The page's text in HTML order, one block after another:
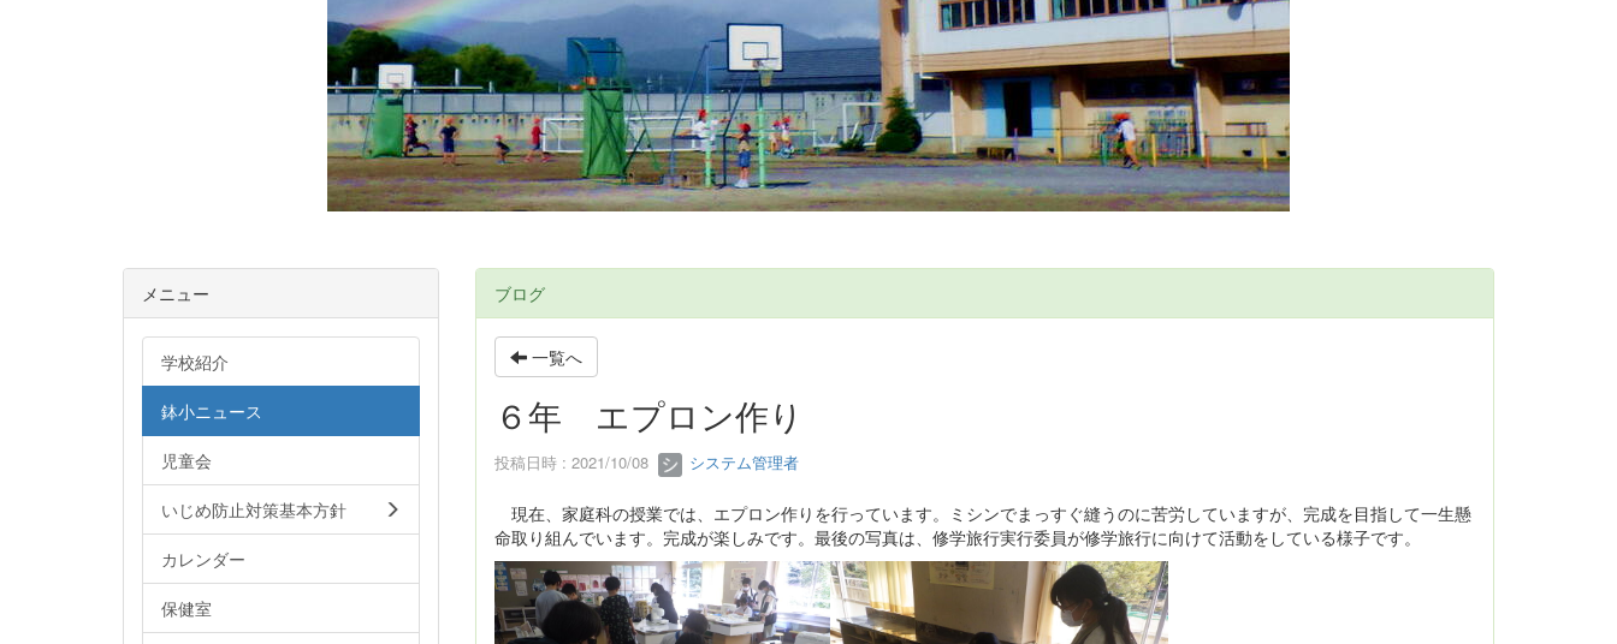
ブログ
一覧へ
６年 エプロン作り
投稿日時 : 2021/10/08 システム管理者
現在、家庭科の授業では、エプロン作りを行っています。ミシンでまっすぐ縫うのに苦労していますが、完成を目指して一生懸
命取り組んでいます。完成が楽しみです。最後の写真は、修学旅行実行委員が修学旅行に向けて活動をしている様子です。
メニュー
学校紹介
鉢小ニュース
児童会
いじめ防止対策基本方針
カレンダー
保健室